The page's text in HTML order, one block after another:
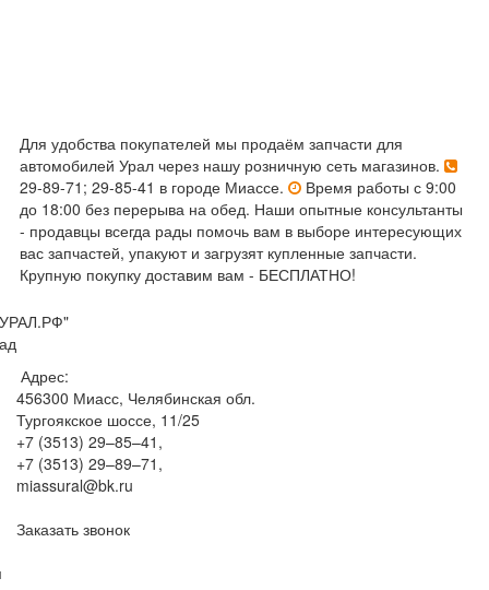
Для удобства покупателей мы продаём запчасти для
автомобилей Урал через нашу розничную сеть магазинов.
29-89-71; 29-85-41 в городе Миассе.
Время работы с 9:00
до 18:00 без перерыва на обед. Наши опытные консультанты
- продавцы всегда рады помочь вам в выборе интересующих
вас запчастей, упакуют и загрузят купленные запчасти.
Крупную покупку доставим вам - БЕСПЛАТНО!
Адрес:
456300 Миасс, Челябинская обл.
Тургоякское шоссе, 11/25
+7 (3513) 29–85–41 ,
+7 (3513) 29–89–71 ,
miassural@bk.ru
Заказать звонок